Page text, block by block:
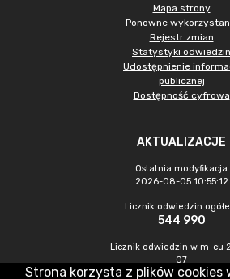
Mapa strony
Ponowne
Rejestr zmian
Statystyki odwiedzin
Udostępnienie
publicznej
Dostępność cyfrowa
AKTUALIZACJE
Ostatnia modyfikacja
2026-08-05 10:55:12
Licznik odwiedzin
544 990
Licznik odwiedzin w m-cu
07
1 006
Strona korzysta z plików cookies